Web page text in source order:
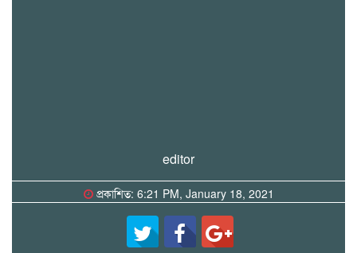
editor
প্রকাশিত: 6:21 PM, January 18, 2021